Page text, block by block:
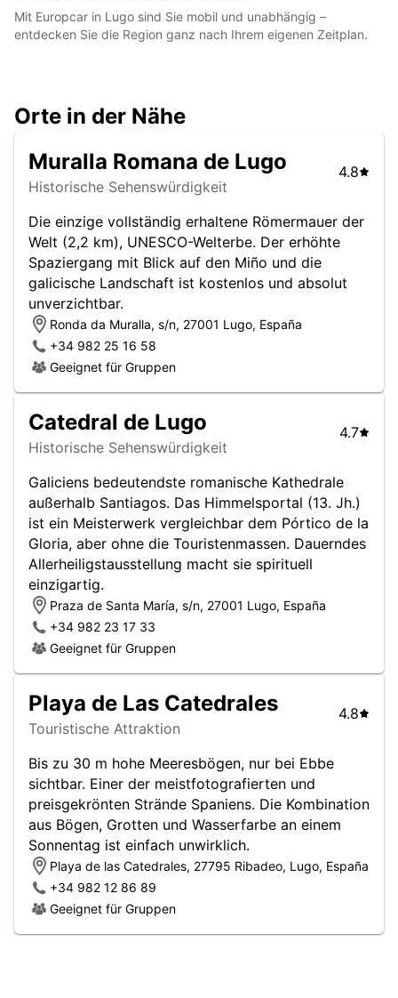
Mit Europcar in Lugo sind Sie mobil und unabhängig –
entdecken Sie die Region ganz nach Ihrem eigenen Zeitplan.
Orte in der Nähe
Muralla Romana de Lugo
Historische Sehenswürdigkeit
4.8
Die einzige vollständig erhaltene Römermauer der
Welt (2,2 km), UNESCO-Welterbe. Der erhöhte
Spaziergang mit Blick auf den Miño und die
galicische Landschaft ist kostenlos und absolut
unverzichtbar.
Ronda da Muralla, s/n, 27001 Lugo, España
+34 982 25 16 58
Geeignet für Gruppen
Catedral de Lugo
Historische Sehenswürdigkeit
4.7
Galiciens bedeutendste romanische Kathedrale
außerhalb Santiagos. Das Himmelsportal (13. Jh.)
ist ein Meisterwerk vergleichbar dem Pórtico de la
Gloria, aber ohne die Touristenmassen. Dauerndes
Allerheiligstausstellung macht sie spirituell
einzigartig.
Praza de Santa María, s/n, 27001 Lugo, España
+34 982 23 17 33
Geeignet für Gruppen
Playa de Las Catedrales
Touristische Attraktion
4.8
Bis zu 30 m hohe Meeresbögen, nur bei Ebbe
sichtbar. Einer der meistfotografierten und
preisgekrönten Strände Spaniens. Die Kombination
aus Bögen, Grotten und Wasserfarbe an einem
Sonnentag ist einfach unwirklich.
Playa de las Catedrales, 27795 Ribadeo, Lugo, España
+34 982 12 86 89
Geeignet für Gruppen